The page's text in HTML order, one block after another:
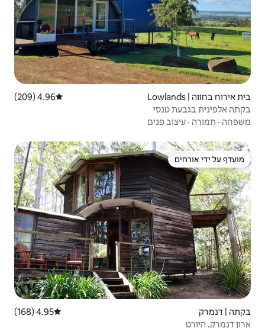
דירוג ממוצע של 4.96 מתוך 5, 209 ביקורות
4.96 (209)